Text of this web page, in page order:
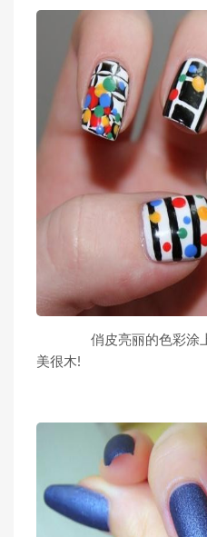
俏皮亮丽的色彩涂上
美很木!